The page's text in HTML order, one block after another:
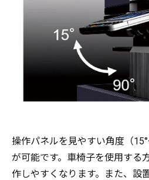
操作パネルを見やすい角度（
が可能です。車椅子を使用する
作しやすくなります。また、設